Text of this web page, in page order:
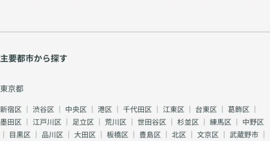
主要都市から探す
東京都
新宿区 ｜ 渋谷区 ｜ 中央区 ｜ 港区 ｜ 千代田区 ｜ 江東区 ｜ 台東区 ｜ 葛飾区 ｜
墨田区 ｜ 江戸川区 ｜ 足立区 ｜ 荒川区 ｜ 世田谷区 ｜ 杉並区 ｜ 練馬区 ｜ 中野区
｜ 目黒区 ｜ 品川区 ｜ 大田区 ｜ 板橋区 ｜ 豊島区 ｜ 北区 ｜ 文京区 ｜ 武蔵野市 ｜